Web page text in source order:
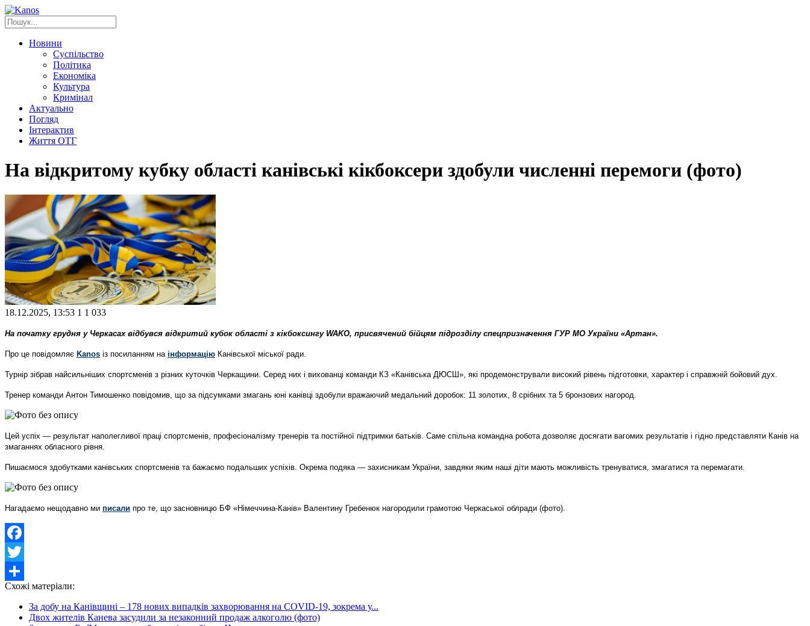
Новини
Суспільство
Політика
Економіка
Культура
Кримінал
Актуально
Погляд
Інтерактив
Життя ОТГ
На відкритому кубку області канівські кікбоксери здобули численні перемоги (фото)
18.12.2025, 13:53 1 1 033
На початку грудня у Черкасах відбувся відкритий кубок області з кікбоксингу WAKO, присвячений бійцям підрозділу спецпризначення ГУР МО України «Артан».
Про це повідомляє Kanos із посиланням на інформацію Канівської міської ради.
Турнір зібрав найсильніших спортсменів з різних куточків Черкащини. Серед них і вихованці команди КЗ «Канівська ДЮСШ», які продемонстрували високий рівень підготовки, характер і справжній бойовий дух.
Тренер команди Антон Тимошенко повідомив, що за підсумками змагань юні канівці здобули вражаючий медальний доробок: 11 золотих, 8 срібних та 5 бронзових нагород.
Цей успіх — результат наполегливої праці спортсменів, професіоналізму тренерів та постійної підтримки батьків. Саме спільна командна робота дозволяє досягати вагомих результатів і гідно представляти Канів на
змаганнях обласного рівня.
Пишаємося здобутками канівських спортсменів та бажаємо подальших успіхів. Окрема подяка — захисникам України, завдяки яким наші діти мають можливість тренуватися, змагатися та перемагати.
Нагадаємо нещодавно ми писали про те, що засновницю БФ «Німеччина-Канів» Валентину Гребенюк нагородили грамотою Черкаської облради (фото).
Facebook
Twitter
Share
Схожі матеріали:
За добу на Канівщині – 178 нових випадків захворювання на COVID-19, зокрема у...
Двох жителів Канева засудили за незаконний продаж алкоголю (фото)